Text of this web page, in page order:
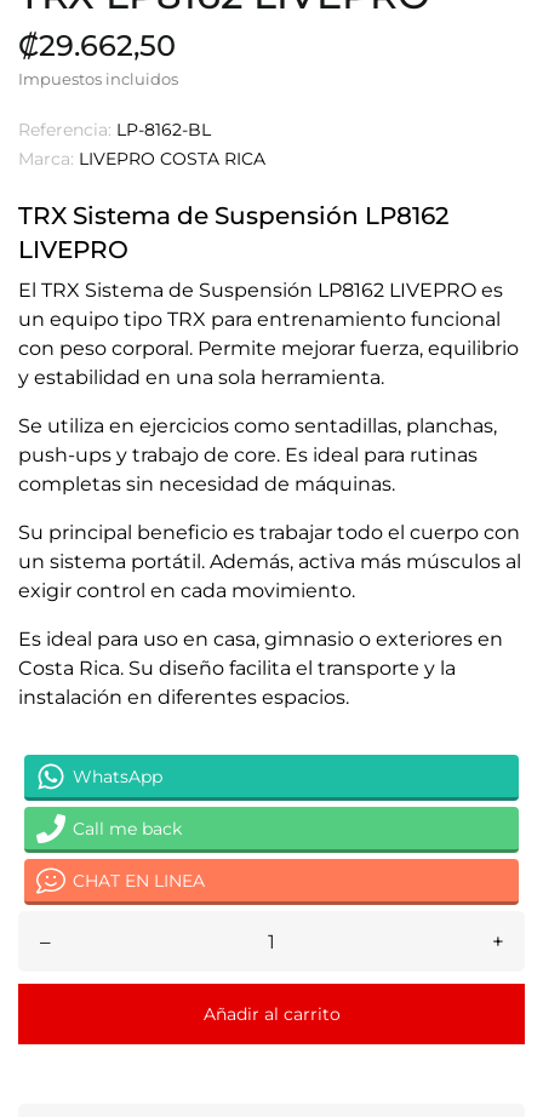
₡29.662,50
Impuestos incluidos
Referencia: LP-8162-BL
Marca: LIVEPRO COSTA RICA
TRX Sistema de Suspensión LP8162
LIVEPRO
El TRX Sistema de Suspensión LP8162 LIVEPRO es
un equipo tipo TRX para entrenamiento funcional
con peso corporal. Permite mejorar fuerza, equilibrio
y estabilidad en una sola herramienta.
Se utiliza en ejercicios como sentadillas, planchas,
push-ups y trabajo de core. Es ideal para rutinas
completas sin necesidad de máquinas.
Su principal beneficio es trabajar todo el cuerpo con
un sistema portátil. Además, activa más músculos al
exigir control en cada movimiento.
Es ideal para uso en casa, gimnasio o exteriores en
Costa Rica. Su diseño facilita el transporte y la
instalación en diferentes espacios.
WhatsApp
Call me back
CHAT EN LINEA
– +
Añadir al carrito